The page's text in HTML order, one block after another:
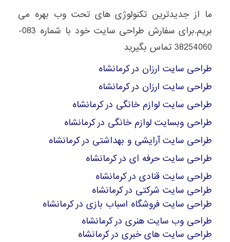
ما از جدیدترین تکنولوژی های تحت وب بهره می
بریم.برای سفارش طراحی سایت خود با شماره 083-
38254060 تماس بگیرید
طراحی سایت ارزان در کرمانشاه
طراحی سایت ارزان در کرمانشاه
طراحی سایت لوازم خانگی در کرمانشاه
طراحی وبسایت لوازم خانگی در کرمانشاه
طراحی سایت آرایشی و بهداشتی در کرمانشاه
طراحی سایت حرفه ای در کرمانشاه
طراحی سایت قنادی در کرمانشاه
طراحی سایت شرکتی در کرمانشاه
طراحی سایت فروشگاه اسباب بازی در کرمانشاه
طراحی وب سایت هنری در کرمانشاه
طراحی سایت های خبری در کرمانشاه